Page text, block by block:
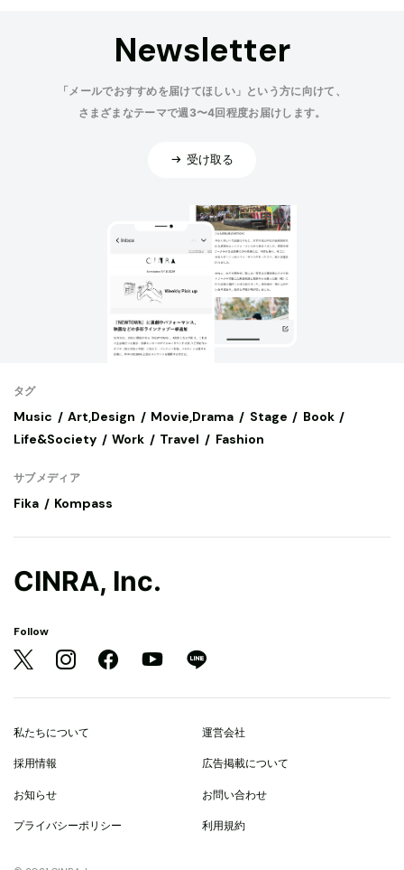
Newsletter
「メールでおすすめを届けてほしい」という方に向けて、
さまざまなテーマで週3〜4回程度お届けします。
受け取る
タグ
Music Art,Design Movie,Drama Stage
Book
Life&Society
Work Travel Fashion
サブメディア
Fika Kompass
CINRA, Inc.
Follow
私たちについて 運営会社
採用情報 広告掲載について
お知らせ お問い合わせ
プライバシーポリシー 利用規約